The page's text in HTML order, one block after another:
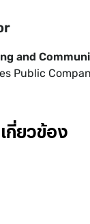
and
Public
กี่ยวข้อง